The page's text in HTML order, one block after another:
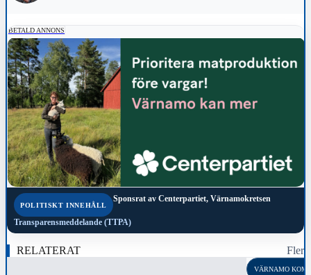
BETALD ANNONS
POLITISKT INNEHÅLL
Sponsrat av Centerpartiet, Värnamokretsen
Transparensmeddelande (TTPA)
RELATERAT Fler
VÄRNAMO